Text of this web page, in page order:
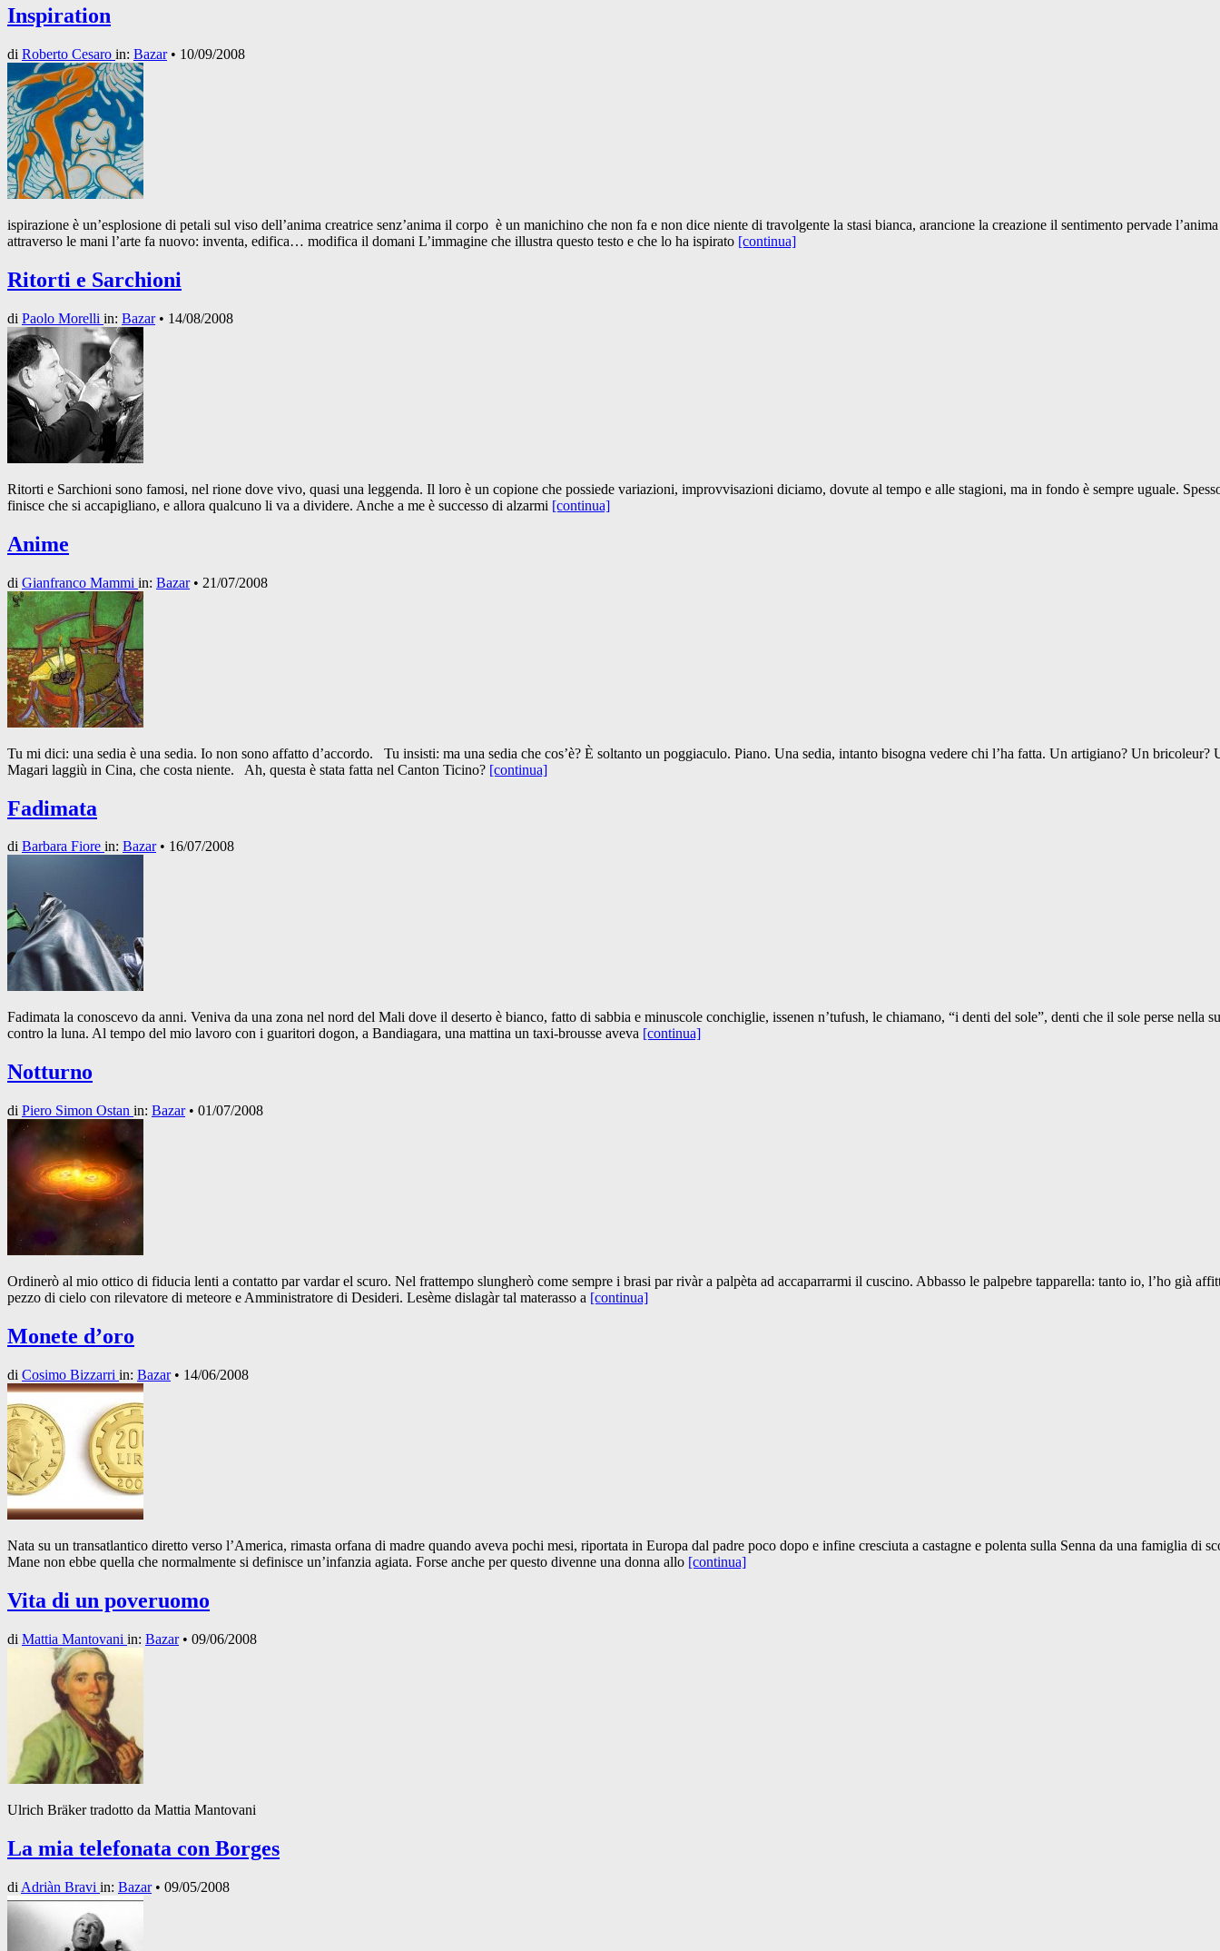
Inspiration
di Roberto Cesaro in: Bazar• 10/09/2008
ispirazione è un’esplosione di petali sul viso dell’anima creatrice senz’anima il corpo è un manichino che non fa e non dice niente di travolgente la stasi bianca, arancione la creazione il sentimento pervade
attraverso le mani l’arte fa nuovo: inventa, edifica… modifica il domani L’immagine che illustra questo testo e che lo ha ispirato [continua]
Ritorti e Sarchioni
di Paolo Morelli in: Bazar• 14/08/2008
Ritorti e Sarchioni sono famosi, nel rione dove vivo, quasi una leggenda. Il loro è un copione che possiede variazioni, improvvisazioni diciamo, dovute al tempo e alle stagioni, ma in fondo è sempre uguale.
finisce che si accapigliano, e allora qualcuno li va a dividere. Anche a me è successo di alzarmi [continua]
Anime
di Gianfranco Mammi in: Bazar• 21/07/2008
Tu mi dici: una sedia è una sedia. Io non sono affatto d’accordo. Tu insisti: ma una sedia che cos’è? È soltanto un poggiaculo. Piano. Una sedia, intanto bisogna vedere chi l’ha fatta. Un artigiano? Un bricoleur?
Magari laggiù in Cina, che costa niente. Ah, questa è stata fatta nel Canton Ticino? [continua]
Fadimata
di Barbara Fiore in: Bazar• 16/07/2008
Fadimata la conoscevo da anni. Veniva da una zona nel nord del Mali dove il deserto è bianco, fatto di sabbia e minuscole conchiglie, issenen n’tufush, le chiamano, “i denti del sole”, denti che il sole perse nella
contro la luna. Al tempo del mio lavoro con i guaritori dogon, a Bandiagara, una mattina un taxi-brousse aveva [continua]
Notturno
di Piero Simon Ostan in: Bazar• 01/07/2008
Ordinerò al mio ottico di fiducia lenti a contatto par vardar el scuro. Nel frattempo slungherò come sempre i brasi par rivàr a palpèta ad accaparrarmi il cuscino. Abbasso le palpebre tapparella: tanto io, l’ho già
pezzo di cielo con rilevatore di meteore e Amministratore di Desideri. Lesème dislagàr tal materasso a [continua]
Monete d’oro
di Cosimo Bizzarri in: Bazar• 14/06/2008
Nata su un transatlantico diretto verso l’America, rimasta orfana di madre quando aveva pochi mesi, riportata in Europa dal padre poco dopo e infine cresciuta a castagne e polenta sulla Senna da una famiglia di
Mane non ebbe quella che normalmente si definisce un’infanzia agiata. Forse anche per questo divenne una donna allo [continua]
Vita di un poveruomo
di Mattia Mantovani in: Bazar• 09/06/2008
Ulrich Bräker tradotto da Mattia Mantovani
La mia telefonata con Borges
di Adriàn Bravi in: Bazar• 09/05/2008